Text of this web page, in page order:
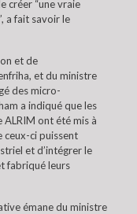
créer “une vraie
a fait savoir le
et de
et du ministre
des micro-
a indiqué que les
ALRIM ont été mis à
ceux-ci puissent
et d’intégrer le
fabriqué leurs
émane du ministre